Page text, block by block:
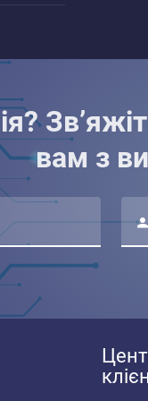
вам з